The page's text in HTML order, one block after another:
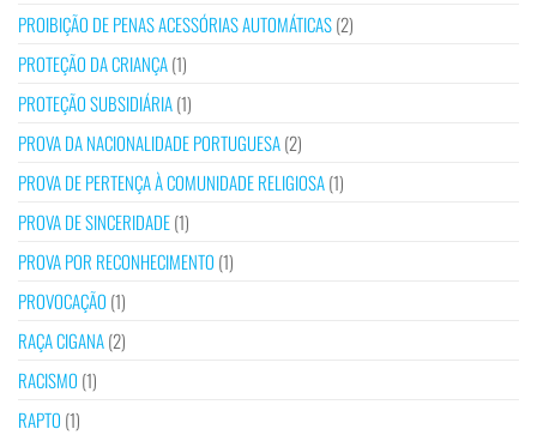
PROIBIÇÃO DE PENAS ACESSÓRIAS AUTOMÁTICAS(2)
PROTEÇÃO DA CRIANÇA(1)
PROTEÇÃO SUBSIDIÁRIA(1)
PROVA DA NACIONALIDADE PORTUGUESA(2)
PROVA DE PERTENÇA À COMUNIDADE RELIGIOSA(1)
PROVA DE SINCERIDADE(1)
PROVA POR RECONHECIMENTO (1)
PROVOCAÇÃO (1)
RAÇA CIGANA(2)
RACISMO (1)
RAPTO (1)